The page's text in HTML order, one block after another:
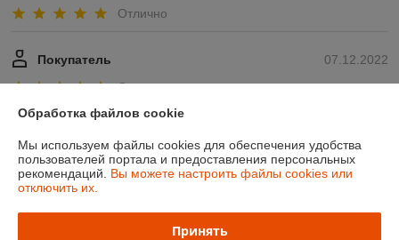
Отлично
07.12.2022
Покупатель
Отлично
Показать все отзывы
О нас
Обработка файлов cookie
Мы используем файлы cookies для обеспечения удобства
пользователей портала и предоставления персональных
рекомендаций. Вы можете настроить файлы cookies или
отключить их.
Принять